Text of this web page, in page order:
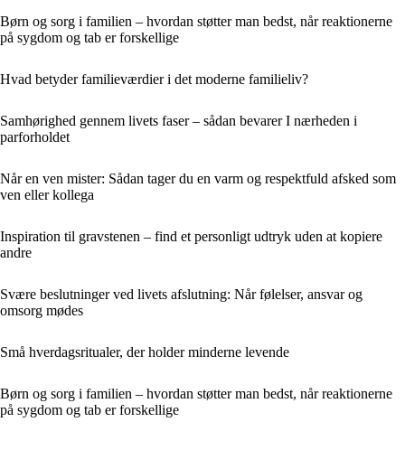
Børn og sorg i familien – hvordan støtter man bedst, når reaktionerne
på sygdom og tab er forskellige
Hvad betyder familieværdier i det moderne familieliv?
Samhørighed gennem livets faser – sådan bevarer I nærheden i
parforholdet
Når en ven mister: Sådan tager du en varm og respektfuld afsked som
ven eller kollega
Inspiration til gravstenen – find et personligt udtryk uden at kopiere
andre
Svære beslutninger ved livets afslutning: Når følelser, ansvar og
omsorg mødes
Små hverdagsritualer, der holder minderne levende
Børn og sorg i familien – hvordan støtter man bedst, når reaktionerne
på sygdom og tab er forskellige